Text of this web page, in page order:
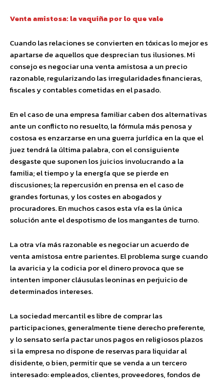
Venta amistosa: la vaquiña por lo que vale
Cuando las relaciones se convierten en tóxicas lo mejor es
apartarse de aquellos que desprecian tus ilusiones. Mi
consejo es negociar una venta amistosa a un precio
razonable, regularizando las irregularidades financieras,
fiscales y contables cometidas en el pasado.
En el caso de una empresa familiar caben dos alternativas
ante un conflicto no resuelto, la fórmula más penosa y
costosa es enzarzarse en una guerra jurídica en la que el
juez tendrá la última palabra, con el consiguiente
desgaste que suponen los juicios involucrando a la
familia; el tiempo y la energía que se pierde en
discusiones; la repercusión en prensa en el caso de
grandes fortunas, y los costes en abogados y
procuradores. En muchos casos esta vía es la única
solución ante el despotismo de los mangantes de turno.
La otra vía más razonable es negociar un acuerdo de
venta amistosa entre parientes. El problema surge cuando
la avaricia y la codicia por el dinero provoca que se
intenten imponer cláusulas leoninas en perjuicio de
determinados intereses.
La sociedad mercantil es libre de comprar las
participaciones, generalmente tiene derecho preferente,
y lo sensato sería pactar unos pagos en religiosos plazos
si la empresa no dispone de reservas para liquidar al
disidente, o bien, permitir que se venda a un tercero
interesado: empleados, clientes, proveedores, fondos de